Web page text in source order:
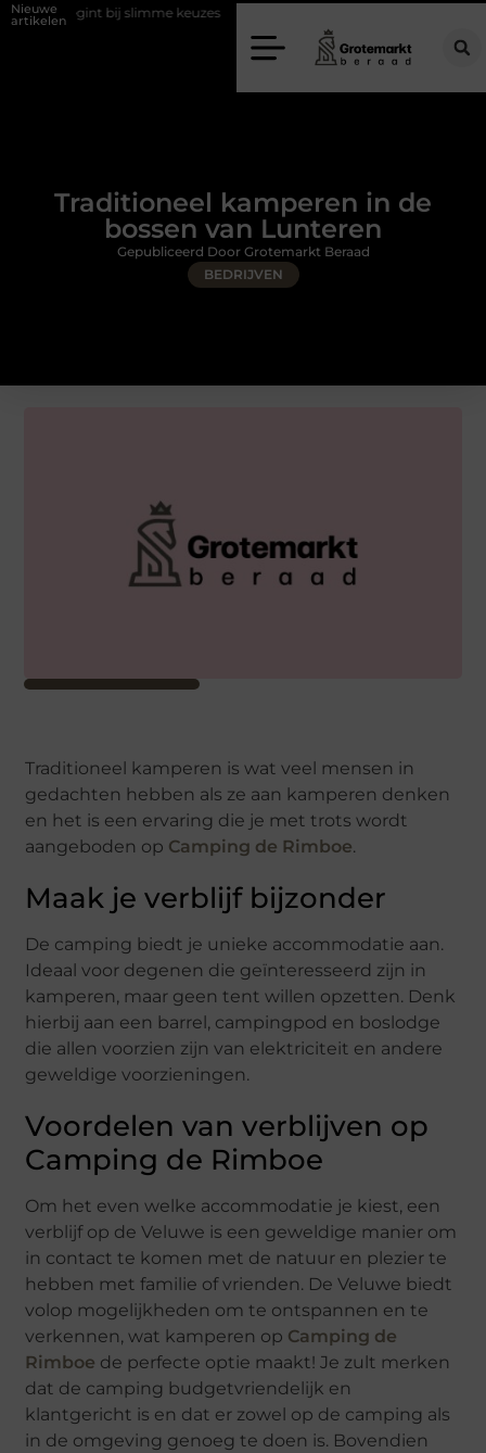
Nieuwe
artikelen
bij slimme keuzes Waarom kiezen voor een rijschool in Utrecht?
Traditioneel kamperen in de
bossen van Lunteren
BEDRIJVEN
Gepubliceerd Door Grotemarkt Beraad
Traditioneel kamperen is wat veel mensen in
gedachten hebben als ze aan kamperen denken
en het is een ervaring die je met trots wordt
aangeboden op Camping de Rimboe.
Maak je verblijf bijzonder
De camping biedt je unieke accommodatie aan.
Ideaal voor degenen die geïnteresseerd zijn in
kamperen, maar geen tent willen opzetten. Denk
hierbij aan een barrel, campingpod en boslodge
die allen voorzien zijn van elektriciteit en andere
geweldige voorzieningen.
Voordelen van verblijven op
Camping de Rimboe
Om het even welke accommodatie je kiest, een
verblijf op de Veluwe is een geweldige manier om
in contact te komen met de natuur en plezier te
hebben met familie of vrienden. De Veluwe biedt
volop mogelijkheden om te ontspannen en te
verkennen, wat kamperen op Camping de
Rimboe de perfecte optie maakt! Je zult merken
dat de camping budgetvriendelijk en
klantgericht is en dat er zowel op de camping als
in de omgeving genoeg te doen is. Bovendien